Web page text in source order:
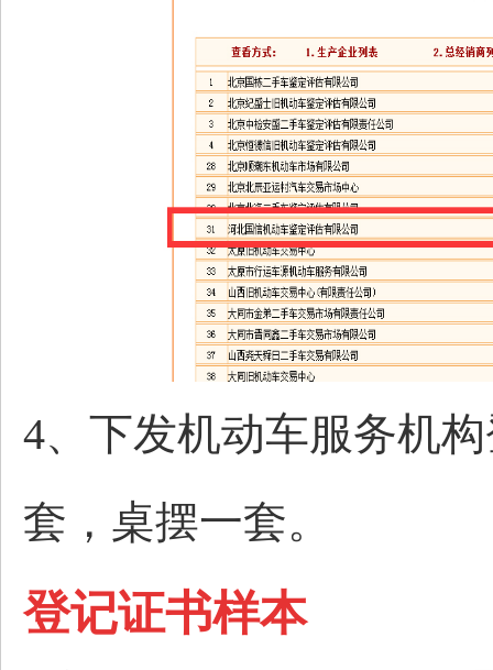
4、下发机动车服务机
套，桌摆一套。
登记证书样本